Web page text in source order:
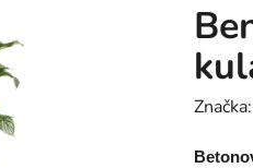
Značka: